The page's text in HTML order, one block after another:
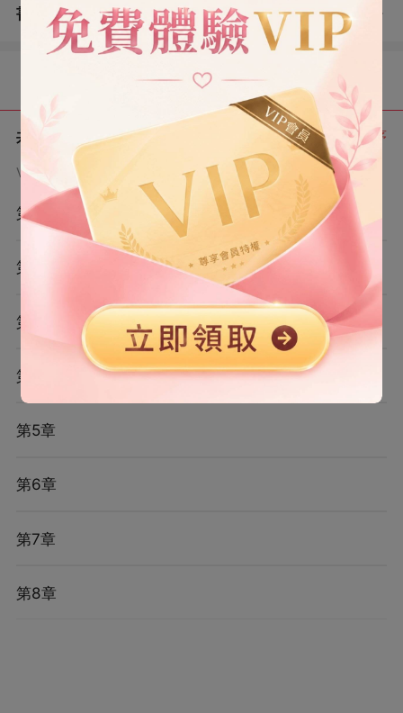
書評 （1） 查看評論
目錄
共 8 章 正序
VIP章節可通過金幣購買提前點讀
第1章
第2章
第3章
第4章
第5章
第6章
第7章
第8章